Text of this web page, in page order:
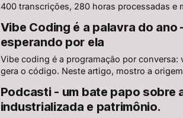
400 transcrições, 280 horas processadas e
informação na construção civil.
Vibe Coding é a palavra do
esperando por ela
Vibe coding é a programação por
gera o código. Neste artigo, mostro a
Podcasti - um bate papo sobre
industrializada e patrimônio.